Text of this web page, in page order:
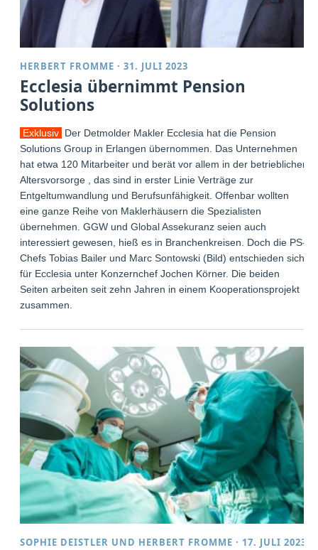
HERBERT FROMME ·31. JULI 2023
Ecclesia übernimmt Pension
Solutions
Exklusiv Der Detmolder Makler Ecclesia hat die Pension
Solutions Group in Erlangen übernommen. Das Unternehmen
hat etwa 120 Mitarbeiter und berät vor allem in der betrieblichen
Altersvorsorge , das sind in erster Linie Verträge zur
Entgeltumwandlung und Berufsunfähigkeit. Offenbar wollten
eine ganze Reihe von Maklerhäusern die Spezialisten
übernehmen. GGW und Global Assekuranz seien auch
interessiert gewesen, hieß es in Branchenkreisen. Doch die PS-
Chefs Tobias Bailer und Marc Sontowski (Bild) entschieden sich
für Ecclesia unter Konzernchef Jochen Körner. Die beiden
Seiten arbeiten seit zehn Jahren in einem Kooperationsprojekt
zusammen.
SOPHIE DEISTLER UND HERBERT FROMME · 17. JULI 2023